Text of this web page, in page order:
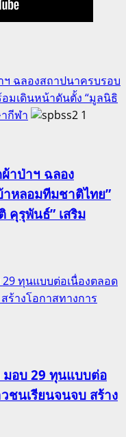
ฉลองสถาปนาครบรอบ
มเดินหน้าดันตั้ง “มูลนิธิ
กีฬา
1
าป่าฯ ฉลอง
าหลอมทีมชาติไทย”
คุรุพันธ์” เสริม
ทุนแบบต่อเนื่องตลอด
ร้างโอกาสทางการ
อบ 29 ทุนแบบต่อ
ชนเรียนจนจบ สร้าง